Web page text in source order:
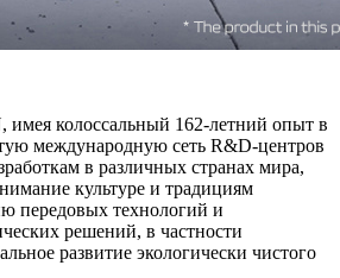
колоссальный 162-летний опыт в
международную сеть R&D-центров
в различных странах мира,
культуре и традициям
передовых технологий и
решений, в частности
развитие экологически чистого